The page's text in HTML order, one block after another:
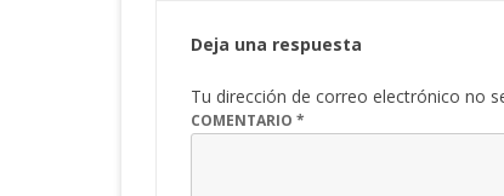
Deja una respuesta
Tu dirección de correo electrónico no
COMENTARIO *